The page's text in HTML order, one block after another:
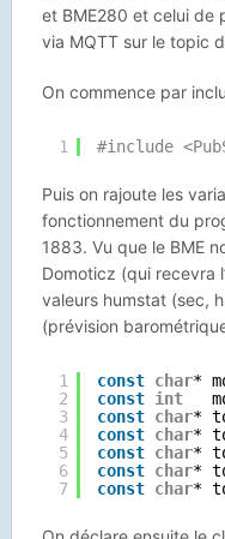
et BME280 et celui de
via MQTT sur le topic
On commence par
1 #include
Puis on rajoute les
fonctionnement du
1883. Vu que le BME
Domoticz (qui recevra
valeurs humstat (sec,
(prévision
1
2
3
4
5
6
7
const char*
const int
const char*
const char*
const char*
const char*
const char*